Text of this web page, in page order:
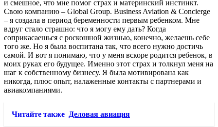
и смешное, что мне помог страх и материнский инстинкт.
Свою компанию – Global Group. Business Aviation & Concierge
– я создала в период беременности первым ребенком. Мне
вдруг стало страшно: что я могу ему дать? Когда
соприкасаешься с роскошной жизнью, конечно, желаешь себе
того же. Но я была воспитана так, что всего нужно достичь
самой. И вот я понимаю, что у меня вскоре родится ребенок, в
моих руках его будущее. Именно этот страх и толкнул меня на
шаг к собственному бизнесу. Я была мотивирована как
никогда, плюс опыт, налаженные контакты с партнерами и
авиакомпаниями.
Читайте также Деловая авиация